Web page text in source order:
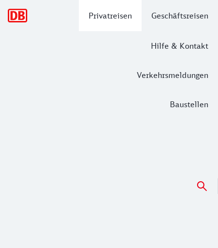
Privatreisen Geschäftsreisen
Hilfe & Kontakt
Verkehrsmeldungen
Baustellen